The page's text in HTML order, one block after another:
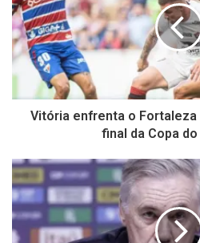
Vitória enfrenta o
final da Copa